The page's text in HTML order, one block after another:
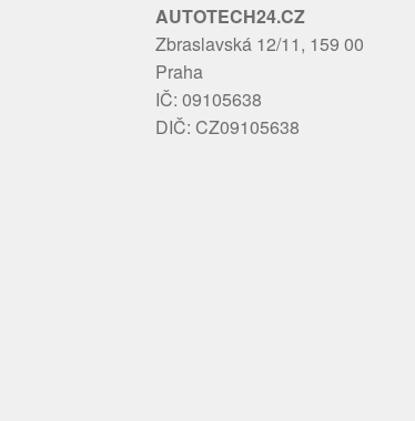
AUTOTECH24.CZ
Zbraslavská 12/11, 159 00
Praha
IČ: 09105638
DIČ: CZ09105638